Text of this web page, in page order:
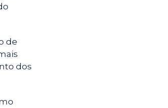
de
dos